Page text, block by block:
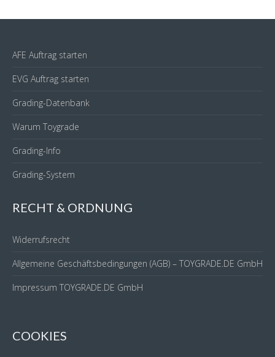
AFE Auftrag starten
EVG Auftrag starten
Grading-Datenbank
Warum Toygrade
Grading-Info
Grading-System
RECHT & ORDNUNG
Widerrufsrecht
Allgemeine Geschäftsbedingungen (AGB) – TOYGRADE.DE GmbH
Impressum TOYGRADE.DE GmbH
COOKIES